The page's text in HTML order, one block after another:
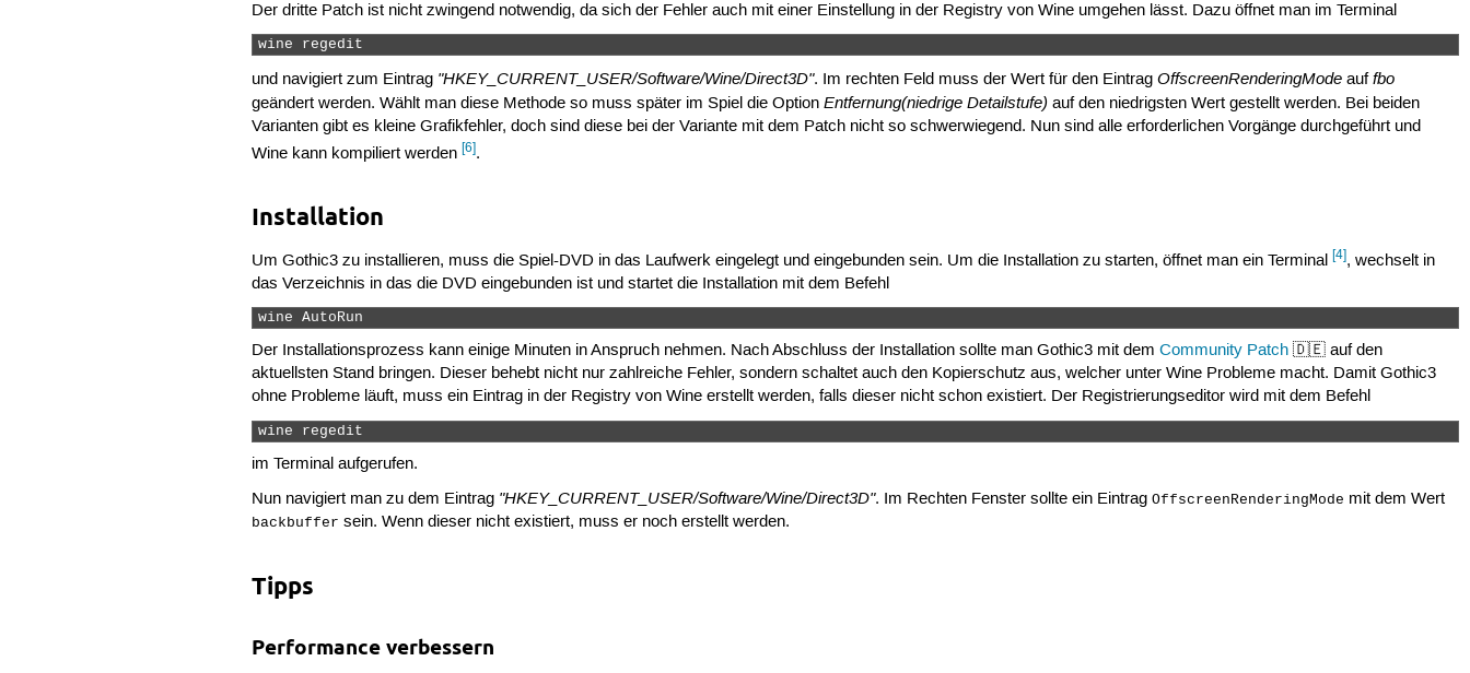
Der dritte Patch ist nicht zwingend notwendig, da sich der Fehler auch mit einer Einstellung in der Registry von Wine umgehen lässt. Dazu öffnet man im Terminal
wine regedit
und navigiert zum Eintrag "HKEY_CURRENT_USER/Software/Wine/Direct3D". Im rechten Feld muss der Wert für den EintragOffscreenRenderingMode auffbo
geändert werden. Wählt man diese Methode so muss später im Spiel die OptionEntfernung(niedrige Detailstufe) auf den niedrigsten Wert gestellt werden. Bei beiden
Varianten gibt es kleine Grafikfehler, doch sind diese bei der Variante mit dem Patch nicht so schwerwiegend. Nun sind alle erforderlichen Vorgänge durchgeführt und
Wine kann kompiliert werden[6].
Installation
Um Gothic3 zu installieren, muss die Spiel-DVD in das Laufwerk eingelegt und eingebunden sein. Um die Installation zu starten, öffnet man ein Terminal[4], wechselt in
das Verzeichnis in das die DVD eingebunden ist und startet die Installation mit dem Befehl
wine AutoRun
Der Installationsprozess kann einige Minuten in Anspruch nehmen. Nach Abschluss der Installation sollte man Gothic3 mit demCommunity Patch 🇩🇪 auf den
aktuellsten Stand bringen. Dieser behebt nicht nur zahlreiche Fehler, sondern schaltet auch den Kopierschutz aus, welcher unter Wine Probleme macht. Damit Gothic3
ohne Probleme läuft, muss ein Eintrag in der Registry von Wine erstellt werden, falls dieser nicht schon existiert. Der Registrierungseditor wird mit dem Befehl
wine regedit
im Terminal aufgerufen.
Nun navigiert man zu dem Eintrag "HKEY_CURRENT_USER/Software/Wine/Direct3D". Im Rechten Fenster sollte ein EintragOffscreenRenderingMode mit dem Wert
backbuffer sein. Wenn dieser nicht existiert, muss er noch erstellt werden.
Tipps
Performance verbessern